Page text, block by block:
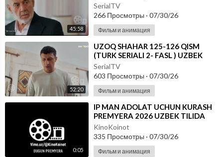
45:58
SerialTV
266 Просмотры · 07/30/26
Фильм и анимация
52:20
⁣UZOQ SHAHAR 125-126 QISM
(TURK SERIALI 2- FASL ) UZBEK
TILIDA
SerialTV
603 Просмотры · 07/30/26
Фильм и анимация
0:05
⁣IP MAN ADOLAT UCHUN KURASH
PREMYERA 2026 UZBEK TILIDA
KinoKoinot
335 Просмотры · 07/30/26
Фильм и анимация